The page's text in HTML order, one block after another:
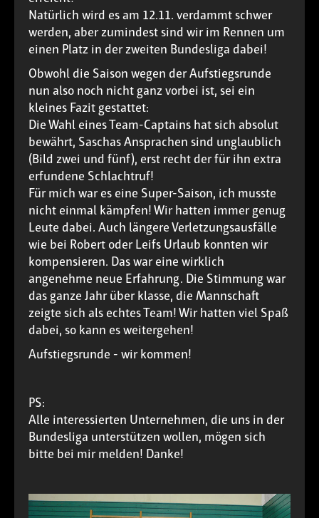
Natürlich wird es am 12.11. verdammt schwer
werden, aber zumindest sind wir im Rennen um
einen Platz in der zweiten Bundesliga dabei!
Obwohl die Saison wegen der Aufstiegsrunde
nun also noch nicht ganz vorbei ist, sei ein
kleines Fazit gestattet:
Die Wahl eines Team-Captains hat sich absolut
bewährt, Saschas Ansprachen sind unglaublich
(Bild zwei und fünf), erst recht der für ihn extra
erfundene Schlachtruf!
Für mich war es eine Super-Saison, ich musste
nicht einmal kämpfen! Wir hatten immer genug
Leute dabei. Auch längere Verletzungsausfälle
wie bei Robert oder Leifs Urlaub konnten wir
kompensieren. Das war eine wirklich
angenehme neue Erfahrung. Die Stimmung war
das ganze Jahr über klasse, die Mannschaft
zeigte sich als echtes Team! Wir hatten viel Spaß
dabei, so kann es weitergehen!
Aufstiegsrunde - wir kommen!
PS:
Alle interessierten Unternehmen, die uns in der
Bundesliga unterstützen wollen, mögen sich
bitte bei mir melden! Danke!